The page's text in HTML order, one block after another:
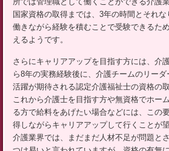
国家資格の取得までは、3年の時間とそれな
働きながら経験を積むことで受験できるた
えるようです。
さらにキャリアアップを目指す方には、介
ら8年の実務経験後に、介護チームのリー
活躍が期待される認定介護福祉士の資格の
これから介護士を目指す方や無資格でホー
る方で給料をあげたい場合などには、この
得しながらキャリアアップして行くことが
介護業界では、まだまだ人材不足が問題と